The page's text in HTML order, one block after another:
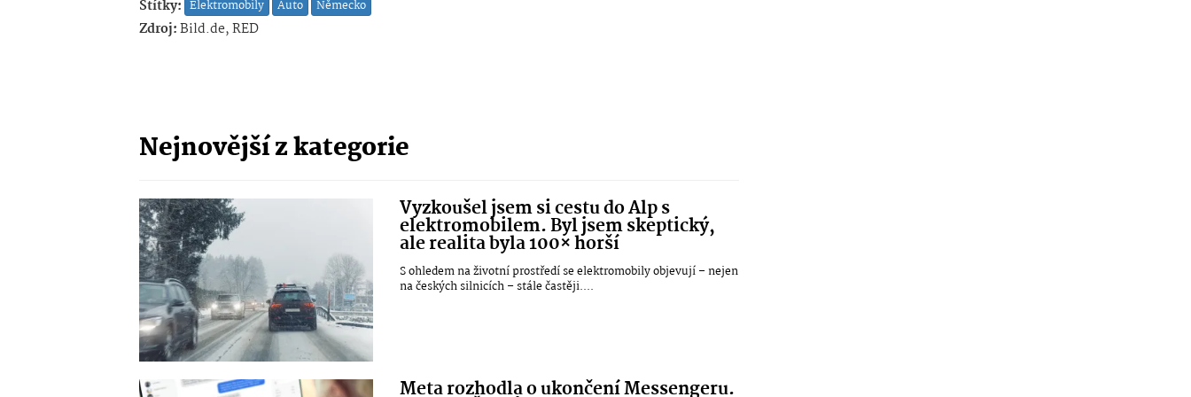
Štítky: Elektromobily Auto Německo
Zdroj:Bild.de, RED
Nejnovější z kategorie
Vyzkoušel jsem si cestu do Alp s
elektromobilem. Byl jsem skeptický,
ale realita byla 100× horší
S ohledem na životní prostředí se elektromobily objevují – nejen
na českých silnicích – stále častěji....
Meta rozhodla o ukončení Messengeru.